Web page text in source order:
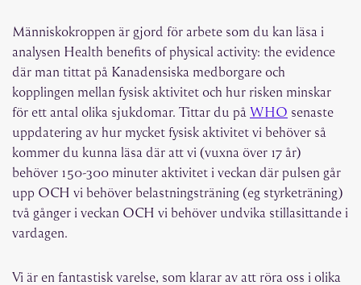
Människokroppen är gjord för arbete som du kan läsa i
analysen Health benefits of physical activity: the evidence
där man tittat på Kanadensiska medborgare och
kopplingen mellan fysisk aktivitet och hur risken minskar
för ett antal olika sjukdomar. Tittar du på WHO senaste
uppdatering av hur mycket fysisk aktivitet vi behöver så
kommer du kunna läsa där att vi (vuxna över 17 år)
behöver 150-300 minuter aktivitet i veckan där pulsen går
upp OCH vi behöver belastningsträning (eg styrketräning)
två gånger i veckan OCH vi behöver undvika stillasittande i
vardagen.
Vi är en fantastisk varelse, som klarar av att röra oss i olika